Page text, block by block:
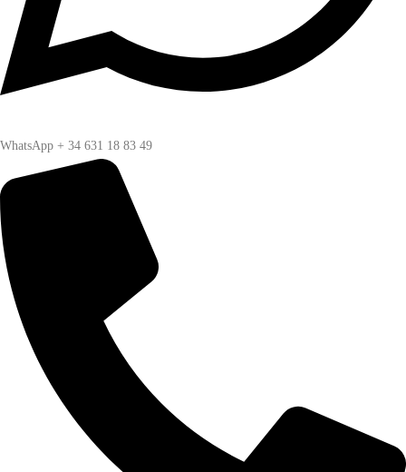
WhatsApp + 34 631 18 83 49